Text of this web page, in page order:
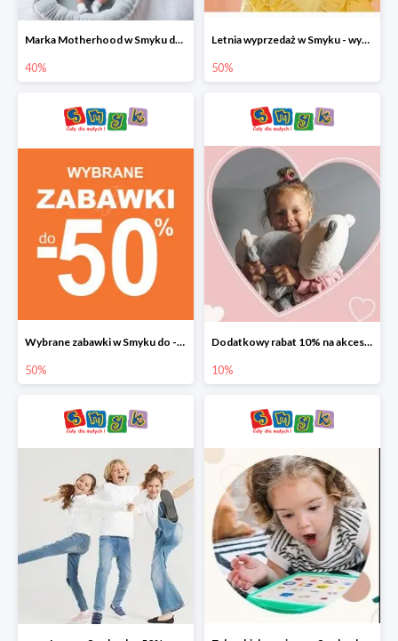
Marka Motherhood w Smyku do -40%
40%
Letnia wyprzedaż w Smyku - wybrane ubrania i buty do -50%
50%
Wybrane zabawki w Smyku do -50%
50%
Dodatkowy rabat 10% na akcesoria dziecięce
10%